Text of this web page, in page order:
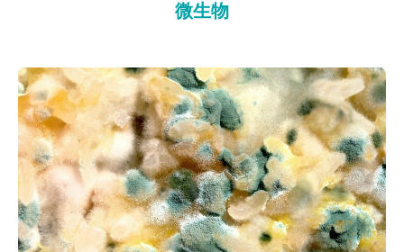
微生物